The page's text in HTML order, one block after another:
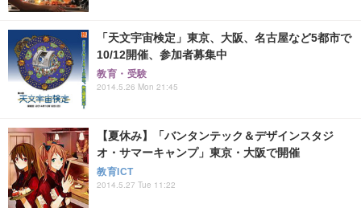
「天文宇宙検定」東京、大阪、名古屋など5都市で
10/12開催、参加者募集中
教育・受験
2014.5.26 Mon 21:45
【夏休み】「バンタンテック＆デザインスタジ
オ・サマーキャンプ」東京・大阪で開催
教育ICT
2014.5.27 Tue 11:22